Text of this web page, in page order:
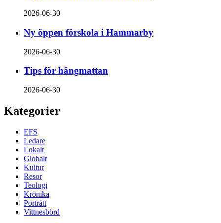
2026-06-30
Ny öppen förskola i Hammarby
2026-06-30
Tips för hängmattan
2026-06-30
Kategorier
EFS
Ledare
Lokalt
Globalt
Kultur
Resor
Teologi
Krönika
Porträtt
Vittnesbörd